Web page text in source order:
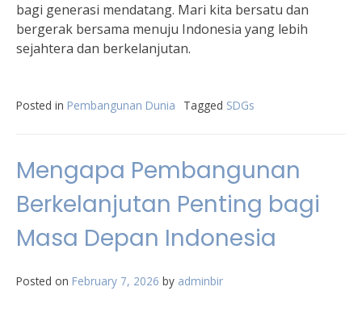
bagi generasi mendatang. Mari kita bersatu dan
bergerak bersama menuju Indonesia yang lebih
sejahtera dan berkelanjutan.
Posted in Pembangunan Dunia Tagged SDGs
Mengapa Pembangunan
Berkelanjutan Penting bagi
Masa Depan Indonesia
Posted on February 7, 2026 by adminbir